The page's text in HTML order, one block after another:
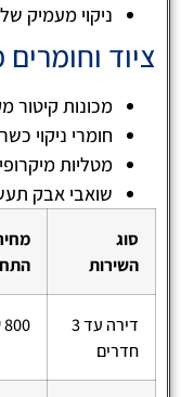
ניקוי מעמיק
ציוד
מכונות קיטור
חומרי ניקוי
מטליות
שואבי אבק
סוג
השירות
דירה עד 3
חדרים
800 ₪